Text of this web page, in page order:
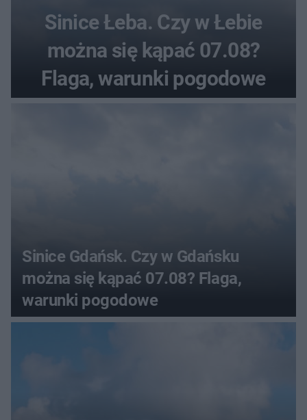
Sinice Łeba. Czy w Łebie
można się kąpać 07.08?
Flaga, warunki pogodowe
Sinice Gdańsk. Czy w Gdańsku
można się kąpać 07.08? Flaga,
warunki pogodowe